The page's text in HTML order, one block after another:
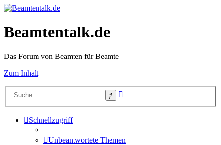
Beamtentalk.de
Das Forum von Beamten für Beamte
Zum Inhalt
Suche
Schnellzugriff
Unbeantwortete Themen